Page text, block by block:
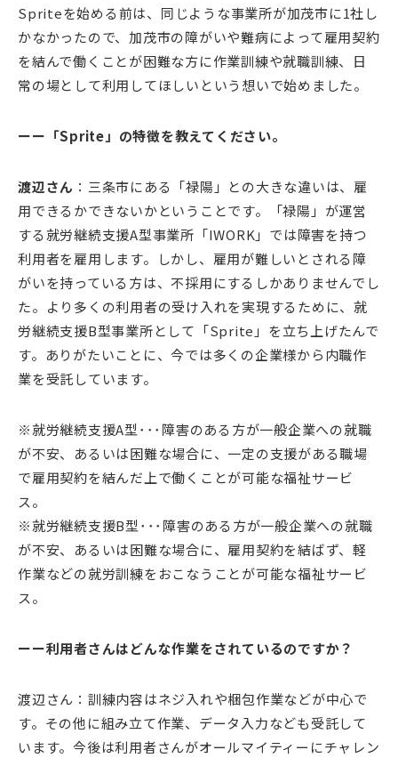
Spriteを始める前は、同じような事業所が加茂市に1社し
かなかったので、加茂市の障がいや難病によって雇用契約
を結んで働くことが困難な方に作業訓練や就職訓練、日
常の場として利用してほしいという想いで始めました。
ーー「Sprite」の特徴を教えてください。
渡辺さん ：三条市にある「禄陽」との大きな違いは、雇
用できるかできないかということです。「禄陽」が運営
する就労継続支援A型事業所「IWORK」では障害を持つ
利用者を雇用します。しかし、雇用が難しいとされる障
がいを持っている方は、不採用にするしかありませんでし
た。より多くの利用者の受け入れを実現するために、就
労継続支援B型事業所として「Sprite」を立ち上げたんで
す。ありがたいことに、今では多くの企業様から内職作
業を受託しています。
※就労継続支援A型･･･障害のある方が一般企業への就職
が不安、あるいは困難な場合に、一定の支援がある職場
で雇用契約を結んだ上で働くことが可能な福祉サービ
ス。
※就労継続支援B型･･･障害のある方が一般企業への就職
が不安、あるいは困難な場合に、雇用契約を結ばず、軽
作業などの就労訓練をおこなうことが可能な福祉サービ
ス。
ーー利用者さんはどんな作業をされているのですか？
渡辺さん：訓練内容はネジ入れや梱包作業などが中心で
す。その他に組み立て作業、データ入力なども受託して
います。今後は利用者さんがオールマイティーにチャレン